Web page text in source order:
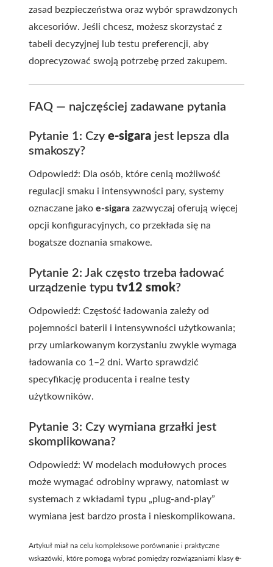
zasad bezpieczeństwa oraz wybór sprawdzonych
akcesoriów. Jeśli chcesz, możesz skorzystać z
tabeli decyzyjnej lub testu preferencji, aby
doprecyzować swoją potrzebę przed zakupem.
FAQ — najczęściej zadawane pytania
Pytanie 1: Czy e-sigara jest lepsza dla
smakoszy?
Odpowiedź: Dla osób, które cenią możliwość
regulacji smaku i intensywności pary, systemy
oznaczane jako e-sigara zazwyczaj oferują więcej
opcji konfiguracyjnych, co przekłada się na
bogatsze doznania smakowe.
Pytanie 2: Jak często trzeba ładować
urządzenie typu tv12 smok?
Odpowiedź: Częstość ładowania zależy od
pojemności baterii i intensywności użytkowania;
przy umiarkowanym korzystaniu zwykle wymaga
ładowania co 1–2 dni. Warto sprawdzić
specyfikację producenta i realne testy
użytkowników.
Pytanie 3: Czy wymiana grzałki jest
skomplikowana?
Odpowiedź: W modelach modułowych proces
może wymagać odrobiny wprawy, natomiast w
systemach z wkładami typu „plug-and-play”
wymiana jest bardzo prosta i nieskomplikowana.
Artykuł miał na celu kompleksowe porównanie i praktyczne
wskazówki, które pomogą wybrać pomiędzy rozwiązaniami klasy e-